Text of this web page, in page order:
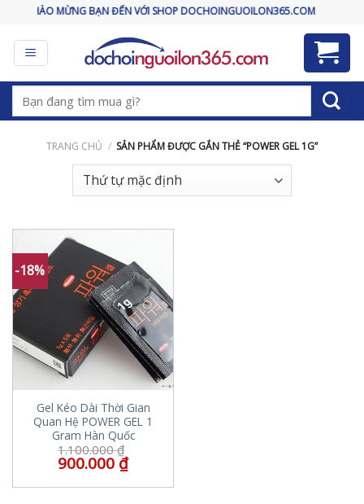
content
CHÀO MỪNG BẠN ĐẾN VỚI SHOP DOCHOINGUOILON365.COM
Tìm
kiếm:
TRANG CHỦ / SẢN PHẨM ĐƯỢC GẮN THẺ “POWER GEL 1G”
-18%
Gel Kéo Dài Thời Gian
Quan Hệ POWER GEL 1
Gram Hàn Quốc
1.100.000₫
900.000₫